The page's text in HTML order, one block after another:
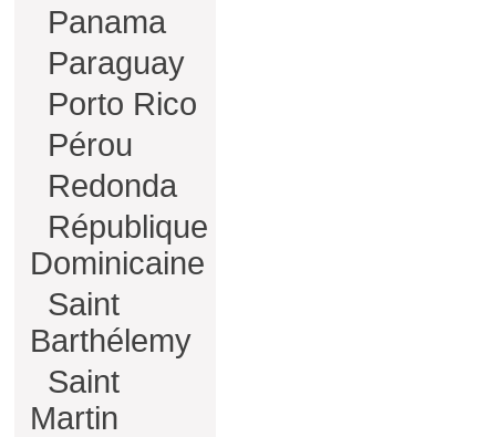
Panama
Paraguay
Porto Rico
Pérou
Redonda
République
Dominicaine
Saint
Barthélemy
Saint
Martin